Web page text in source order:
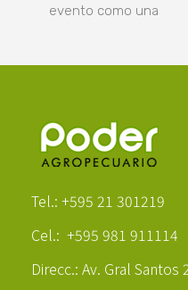
evento como una
Tel.: +595 21 301219
Cel.: +595 981 911114
Direcc.: Av. Gral